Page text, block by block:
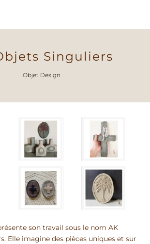
Singuliers
Objet Design
son travail sous le nom AK
Elle imagine des pièces uniques et sur